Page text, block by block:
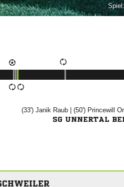
Spiel:
(33')  | (50') 
SG UNNERTAL